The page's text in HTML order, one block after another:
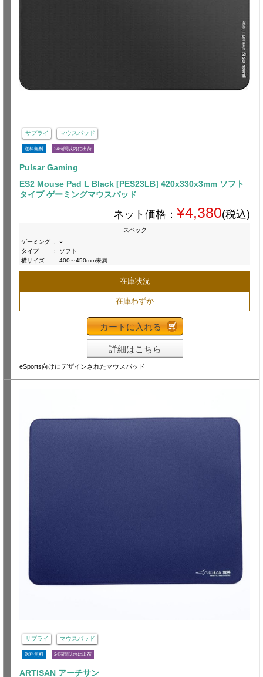
サプライ マウスパッド
送料無料 24時間以内に出荷
Pulsar Gaming
ES2 Mouse Pad L Black [PES23LB] 420x330x3mm ソフト
タイプ ゲーミングマウスパッド
ネット価格： ¥4,380(税込)
スペック
ゲーミング :
○
タイプ
:
ソフト
横サイズ
: 400～450mm未満
在庫状況
在庫わずか
カートに入れる
詳細はこちら
eSports向けにデザインされたマウスパッド
サプライ マウスパッド
送料無料 24時間以内に出荷
ARTISAN アーチサン